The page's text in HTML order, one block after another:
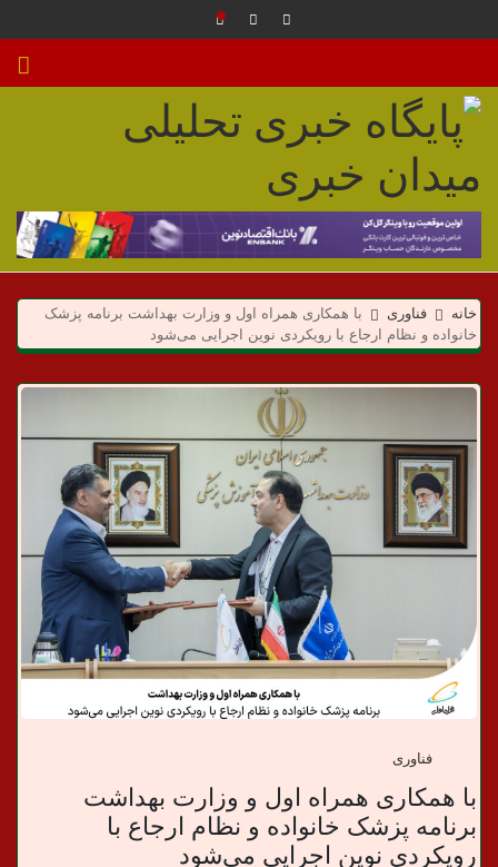
م
ی
د
ا
ن
خ
ب
ی
خانه فناوری
با همکاری همراه اول و وزارت بهداشت برنامه پزشک
خانواده و نظام ارجاع با رویکردی نوین اجرایی می‌شود
فناوری
با همکاری همراه اول و وزارت بهداشت
برنامه پزشک خانواده و نظام ارجاع با
رویکردی نوین اجرایی می‌شود